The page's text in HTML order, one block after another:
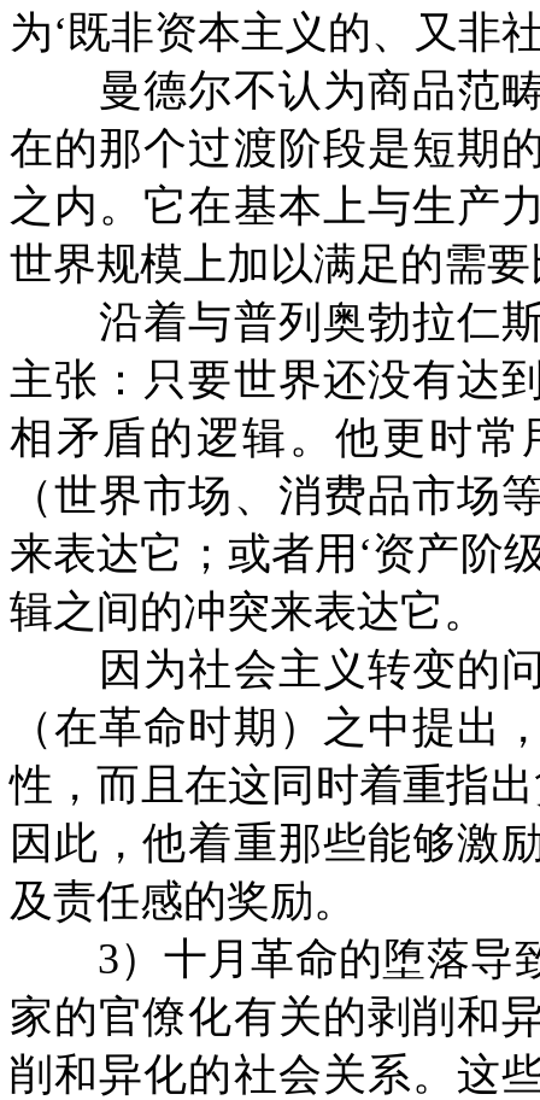
为‘既非资本主义的、又非
曼德尔不认为商品范畴
在的那个过渡阶段是短期
之内。它在基本上与生产
世界规模上加以满足的需
沿着与普列奥勃拉仁斯
主张：只要世界还没有达
相矛盾的逻辑。他更时
（世界市场、消费品市场
来表达它；或者用‘资产阶
辑之间的冲突来表达它。
因为社会主义转变的问
（在革命时期）之中提出
性，而且在这同时着重指
因此，他着重那些能够激
及责任感的奖励。
3）十月革命的堕落导
家的官僚化有关的剥削和
削和异化的社会关系。这